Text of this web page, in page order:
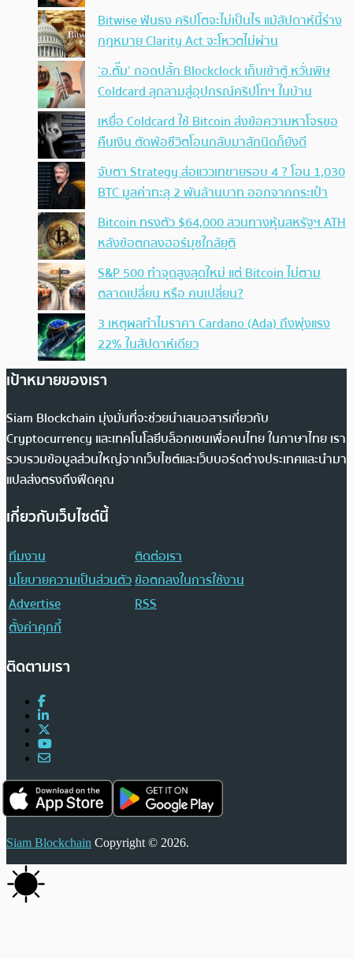
Bitwise ฟันธง คริปโตจะไม่เป็นไร แม้สัปดาห์นี้ร่าง
กฎหมาย Clarity Act จะโหวตไม่ผ่าน
‘อ.ตั๊ม’ ถอดปลั้ก Blockclock เก็บเข้าตู้ หวั่นพิษ
Coldcard ลุกลามสู่อุปกรณ์คริปโทฯ ในบ้าน
เหยื่อ Coldcard ใช้ Bitcoin ส่งข้อความหาโจรขอ
คืนเงิน ตัดพ้อชีวิตโอนกลับมาสักนิดก็ยังดี
จับตา Strategy ส่อแววเทขายรอบ 4 ? โอน 1,030
BTC มูลค่าทะลุ 2 พันล้านบาท ออกจากกระเป๋า
Bitcoin ทรงตัว $64,000 สวนทางหุ้นสหรัฐฯ ATH
หลังข้อตกลงฮอร์มุซใกล้ยุติ
S&P 500 ทำจุดสูงสุดใหม่ แต่ Bitcoin ไม่ตาม
ตลาดเปลี่ยน หรือ คนเปลี่ยน?
3 เหตุผลทำไมราคา Cardano (Ada) ถึงพุ่งแรง
22% ในสัปดาห์เดียว
เป้าหมายของเรา
Siam Blockchain มุ่งมั่นที่จะช่วยนำเสนอสารเกี่ยวกับ
Cryptocurrency และเทคโนโลยีบล็อกเชนเพื่อคนไทย ในภาษาไทย เรา
รวบรวมข้อมูลส่วนใหญ่จากเว็บไซต์และเว็บบอร์ดต่างประเทศและนำมา
แปลส่งตรงถึงฟีดคุณ
เกี่ยวกับเว็บไซต์นี้
ทีมงาน
ติดต่อเรา
นโยบายความเป็นส่วนตัวข้อตกลงในการใช้งาน
Advertise
RSS
ตั้งค่าคุกกี้
ติดตามเรา
Siam Blockchain Copyright © 2026.